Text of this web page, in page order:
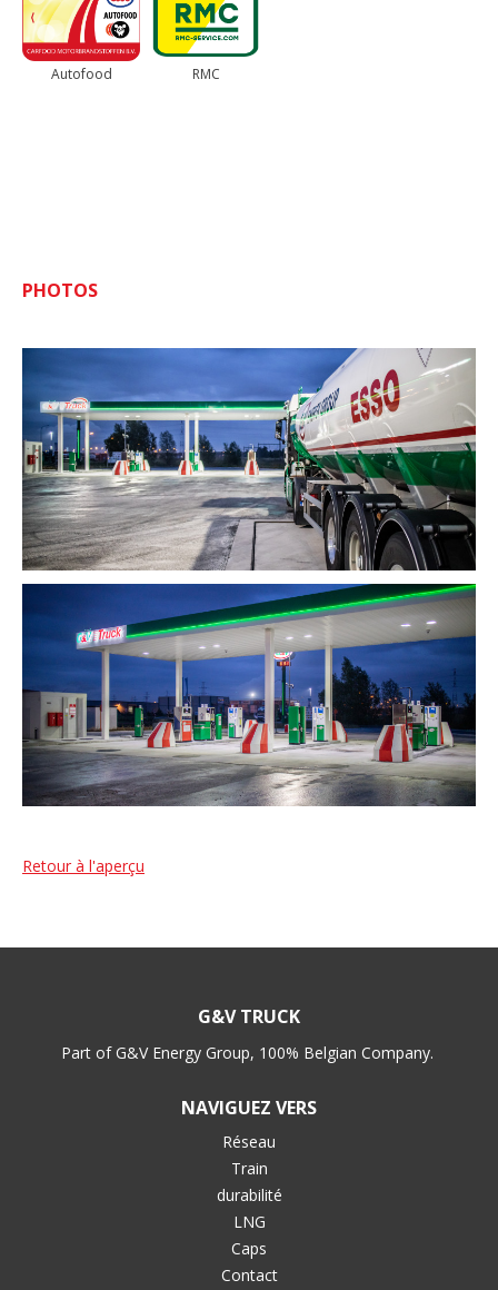
Autofood RMC
PHOTOS
Retour à l'aperçu
G&V TRUCK
Part of G&V Energy Group, 100% Belgian Company.
NAVIGUEZ VERS
Réseau
Train
durabilité
LNG
Caps
Contact